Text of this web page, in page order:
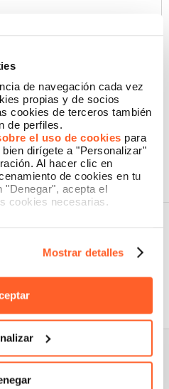
de navegación cada vez
propias y de socios
cookies de terceros también
de perfiles.
el uso de cookies para
dirígete a "Personalizar"
Al hacer clic en
de cookies en tu
"Denegar", acepta el
cookies necesarias.
Mostrar detalles
a Namecase GmbH,
Aruba SpA.